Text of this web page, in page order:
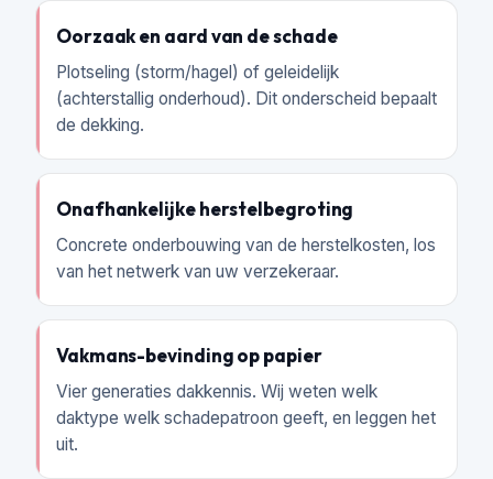
Oorzaak en aard van de schade
Plotseling (storm/hagel) of geleidelijk
(achterstallig onderhoud). Dit onderscheid bepaalt
de dekking.
Onafhankelijke herstelbegroting
Concrete onderbouwing van de herstelkosten, los
van het netwerk van uw verzekeraar.
Vakmans-bevinding op papier
Vier generaties dakkennis. Wij weten welk
daktype welk schadepatroon geeft, en leggen het
uit.